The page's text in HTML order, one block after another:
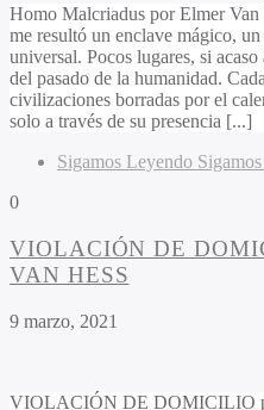
Homo Malcriadus por Elmer
me resultó un enclave mágico,
universal. Pocos lugares, si
del pasado de la humanidad.
civilizaciones borradas por el
solo a través de su presencia [...]
Sigamos Leyendo
0
VIOLACIÓN DE
VAN HESS
9 marzo, 2021
VIOLACIÓN DE DOMICILIO